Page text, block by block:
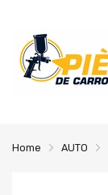
Home AUTO